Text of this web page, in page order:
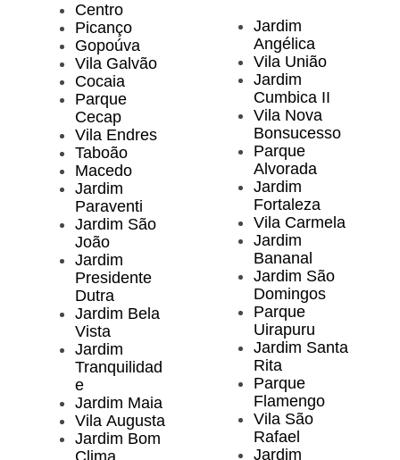
Centro
Picanço
Gopoúva
Vila Galvão
Cocaia
Parque
Cecap
Vila Endres
Taboão
Macedo
Jardim
Paraventi
Jardim São
João
Jardim
Presidente
Dutra
Jardim Bela
Vista
Jardim
Tranquilidad
e
Jardim Maia
Vila Augusta
Jardim Bom
Jardim
Angélica
Vila União
Jardim
Cumbica II
Vila Nova
Bonsucesso
Parque
Alvorada
Jardim
Fortaleza
Vila Carmela
Jardim
Bananal
Jardim São
Domingos
Parque
Uirapuru
Jardim Santa
Rita
Parque
Flamengo
Vila São
Rafael
Jardim